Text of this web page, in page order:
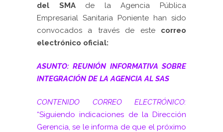
del SMA de la Agencia Pública
Empresarial Sanitaria Poniente han sido
convocados a través de este correo
electrónico oficial:
ASUNTO: REUNIÓN INFORMATIVA SOBRE
INTEGRACIÓN DE LA AGENCIA AL SAS
CONTENIDO CORREO ELECTRÓNICO:
“Siguiendo indicaciones de la Dirección
Gerencia, se le informa de que el próximo